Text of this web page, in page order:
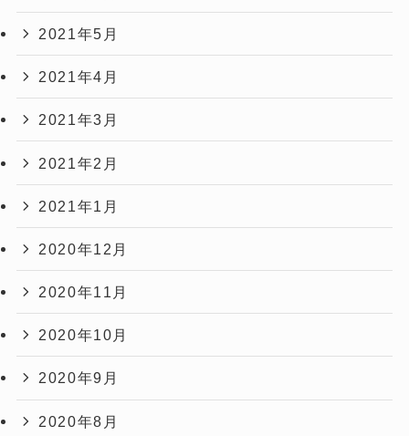
2021年5月
2021年4月
2021年3月
2021年2月
2021年1月
2020年12月
2020年11月
2020年10月
2020年9月
2020年8月